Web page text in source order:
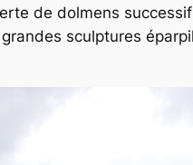
de dolmens
sculptures